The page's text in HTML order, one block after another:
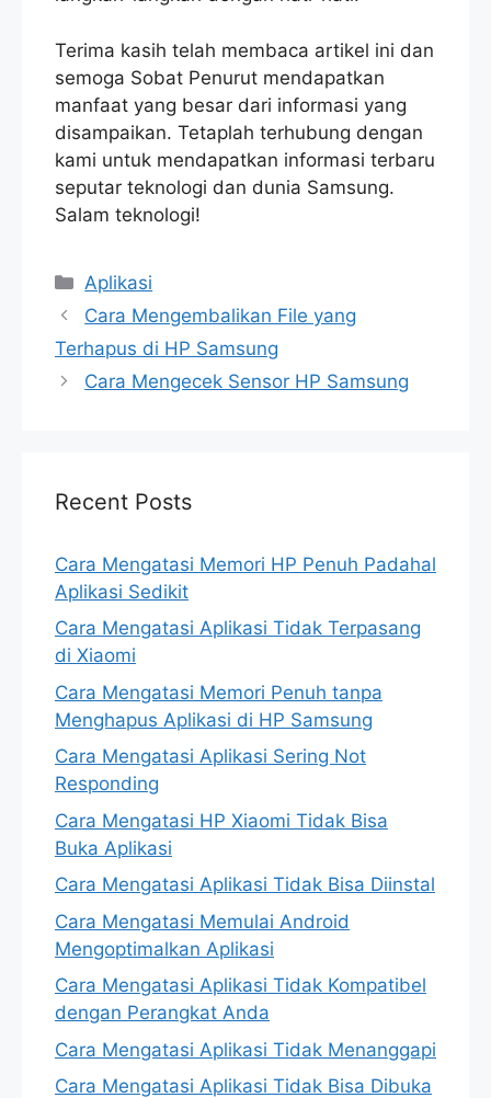
Terima kasih telah membaca artikel ini dan
semoga Sobat Penurut mendapatkan
manfaat yang besar dari informasi yang
disampaikan. Tetaplah terhubung dengan
kami untuk mendapatkan informasi terbaru
seputar teknologi dan dunia Samsung.
Salam teknologi!
Categories
Aplikasi
Cara Mengembalikan File yang
Terhapus di HP Samsung
Cara Mengecek Sensor HP Samsung
Recent Posts
Cara Mengatasi Memori HP Penuh Padahal
Aplikasi Sedikit
Cara Mengatasi Aplikasi Tidak Terpasang
di Xiaomi
Cara Mengatasi Memori Penuh tanpa
Menghapus Aplikasi di HP Samsung
Cara Mengatasi Aplikasi Sering Not
Responding
Cara Mengatasi HP Xiaomi Tidak Bisa
Buka Aplikasi
Cara Mengatasi Aplikasi Tidak Bisa Diinstal
Cara Mengatasi Memulai Android
Mengoptimalkan Aplikasi
Cara Mengatasi Aplikasi Tidak Kompatibel
dengan Perangkat Anda
Cara Mengatasi Aplikasi Tidak Menanggapi
Cara Mengatasi Aplikasi Tidak Bisa Dibuka